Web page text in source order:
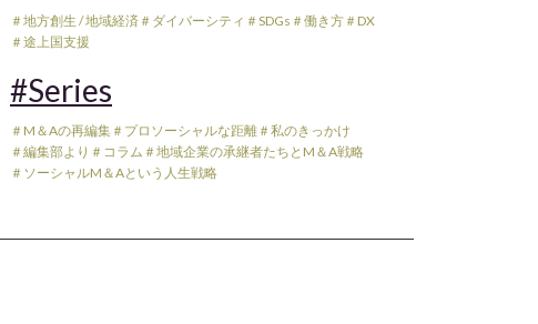
＃地方創生 / 地域経済 ＃ダイバーシティ ＃SDGs ＃働き方 ＃DX
＃途上国支援
#Series
＃M＆Aの再編集 ＃プロソーシャルな距離 ＃私のきっかけ
＃編集部より ＃コラム ＃地域企業の承継者たちとM＆A戦略
＃ソーシャルM＆Aという人生戦略